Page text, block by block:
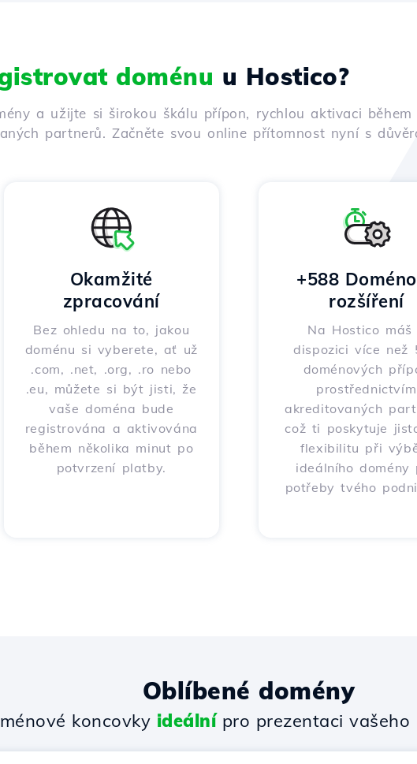
doménu u Hostico?
a užijte si širokou škálu přípon, rychlou aktivaci
partnerů. Začněte svou online přítomnost nyní s
Okamžité
zpracování
Bez ohledu na to, jakou
doménu si vyberete, ať už
.com, .net, .org, .ro nebo
.eu, můžete si být jisti, že
vaše doména bude
registrována a aktivována
během několika minut po
potvrzení platby.
+588
rozšíření
Na Hostico máš
dispozici více než
doménových
prostřednictvím
akreditovaných
což ti poskytuje
flexibilitu při
ideálního domény
potřeby tvého
Oblíbené domény
koncovky ideálnípro prezentaci vašeho